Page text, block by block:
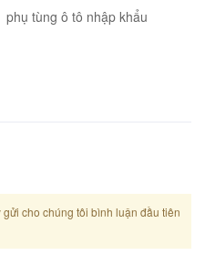
phụ tùng ô tô nhập khẩu
cho chúng tôi bình luận đầu tiên